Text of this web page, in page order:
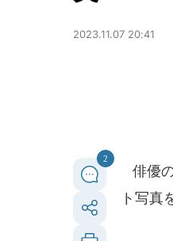
2023.11.07 20:41
2
俳優
ト写真